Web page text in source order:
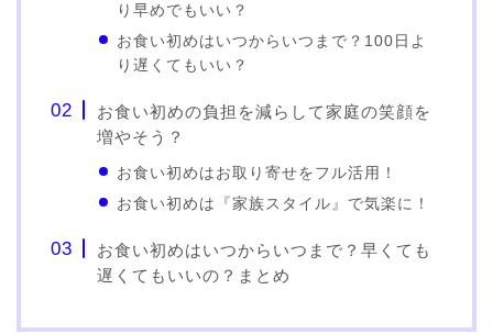
り早めでもいい？
お食い初めはいつからいつまで？100日よ
り遅くてもいい？
お食い初めの負担を減らして家庭の笑顔を
増やそう？
お食い初めはお取り寄せをフル活用！
お食い初めは『家族スタイル』で気楽に！
お食い初めはいつからいつまで？早くても
遅くてもいいの？まとめ